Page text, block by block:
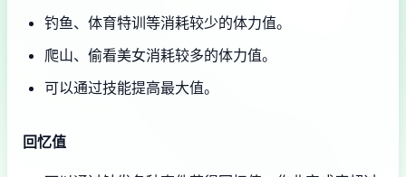
钓鱼、体育特训等消耗较少的体力值。
爬山、偷看美女消耗较多的体力值。
可以通过技能提高最大值。
回忆值